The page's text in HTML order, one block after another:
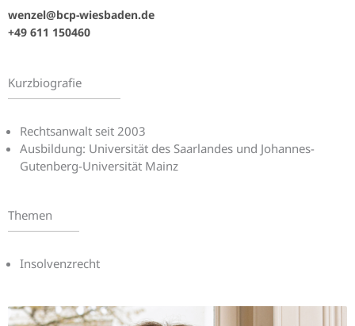
wenzel@bcp-wiesbaden.de
+49 611 150460
Kurzbiografie
Rechtsanwalt seit 2003
Ausbildung: Universität des Saarlandes und Johannes-
Gutenberg-Universität Mainz
Themen
Insolvenzrecht